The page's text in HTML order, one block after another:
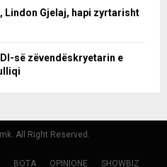
Lindon Gjelaj, hapi zyrtarisht
së zëvendëskryetarin e
All Right Reserved.
BOTA OPINIONE SHOWBIZ